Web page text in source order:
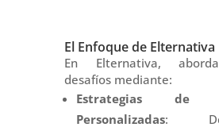
El Enfoque de Elternativa
En Elternativa,
desafíos mediante:
Estrategias de
Personalizadas: